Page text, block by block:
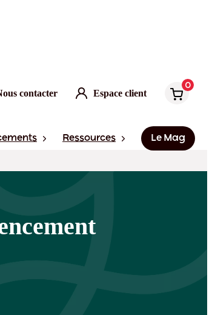
contacter Espace client
0
Ressources Le Mag